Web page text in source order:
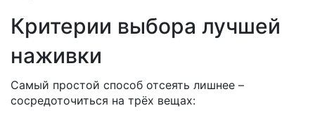
Критерии выбора лучшей
наживки
Самый простой способ отсеять лишнее –
сосредоточиться на трёх вещах: